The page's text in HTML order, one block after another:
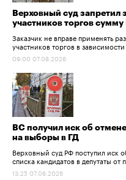
Верховный суд запретил
участников торгов
Заказчик не вправе применять
участников торгов в
09:00 07.08.2026
ВС получил иск об
на выборы в ГД
Верховный суд РФ поступил иск
списка кандидатов в депутаты от
13:25 07.08.2026